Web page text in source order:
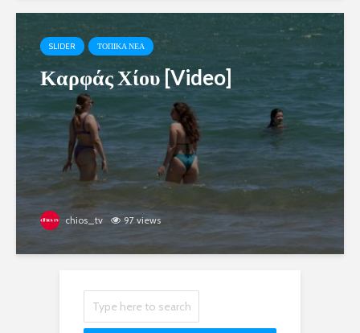
SLIDER ΤΟΠΙΚΑ ΝΕΑ
Καρφάς Χίου [Video]
chios_tv 97 views